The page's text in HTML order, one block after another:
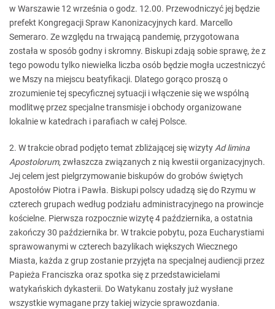
w Warszawie 12 września o godz. 12.00. Przewodniczyć jej będzie
prefekt Kongregacji Spraw Kanonizacyjnych kard. Marcello
Semeraro. Ze względu na trwającą pandemię, przygotowana
została w sposób godny i skromny. Biskupi zdają sobie sprawę, że z
tego powodu tylko niewielka liczba osób będzie mogła uczestniczyć
we Mszy na miejscu beatyfikacji. Dlatego gorąco proszą o
zrozumienie tej specyficznej sytuacji i włączenie się we wspólną
modlitwę przez specjalne transmisje i obchody organizowane
lokalnie w katedrach i parafiach w całej Polsce.
2. W trakcie obrad podjęto temat zbliżającej się wizyty Ad limina
Apostolorum, zwłaszcza związanych z nią kwestii organizacyjnych.
Jej celem jest pielgrzymowanie biskupów do grobów świętych
Apostołów Piotra i Pawła. Biskupi polscy udadzą się do Rzymu w
czterech grupach według podziału administracyjnego na prowincje
kościelne. Pierwsza rozpocznie wizytę 4 października, a ostatnia
zakończy 30 października br. W trakcie pobytu, poza Eucharystiami
sprawowanymi w czterech bazylikach większych Wiecznego
Miasta, każda z grup zostanie przyjęta na specjalnej audiencji przez
Papieża Franciszka oraz spotka się z przedstawicielami
watykańskich dykasterii. Do Watykanu zostały już wysłane
wszystkie wymagane przy takiej wizycie sprawozdania.